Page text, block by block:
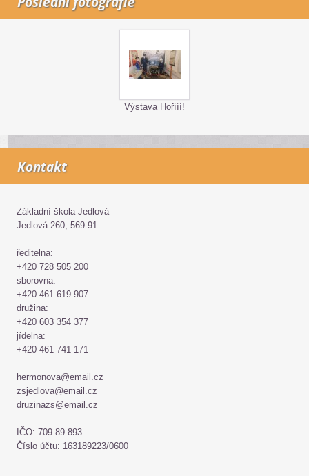
Výstava Hořííí!
Kontakt
Základní škola Jedlová
Jedlová 260, 569 91
ředitelna:
+420 728 505 200
sborovna:
+420 461 619 907
družina:
+420 603 354 377
jídelna:
+420 461 741 171
hermonova@email.cz
zsjedlova@email.cz
druzinazs@email.cz
IČO: 709 89 893
Číslo účtu: 163189223/0600